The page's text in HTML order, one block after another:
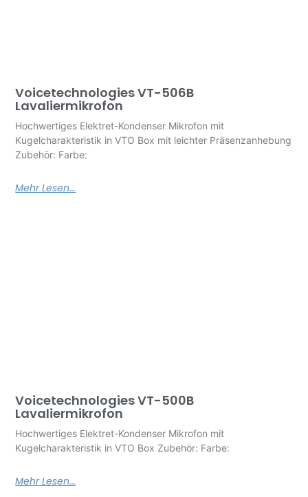
Voicetechnologies VT-506B
Lavaliermikrofon
Hochwertiges Elektret-Kondenser Mikrofon mit
Kugelcharakteristik in VTO Box mit leichter Präsenzanhebung
Zubehör: Farbe:
Mehr Lesen...
Voicetechnologies VT-500B
Lavaliermikrofon
Hochwertiges Elektret-Kondenser Mikrofon mit
Kugelcharakteristik in VTO Box Zubehör: Farbe:
Mehr Lesen...